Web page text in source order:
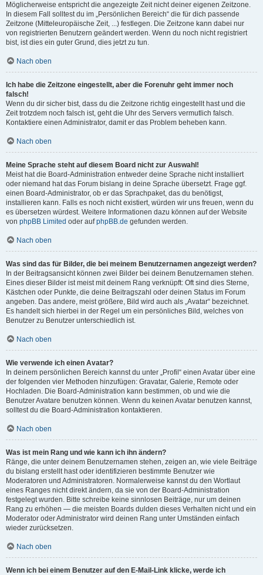
Möglicherweise entspricht die angezeigte Zeit nicht deiner eigenen Zeitzone.
In diesem Fall solltest du im „Persönlichen Bereich“ die für dich passende
Zeitzone (Mitteleuropäische Zeit, ...) festlegen. Die Zeitzone kann dabei nur
von registrierten Benutzern geändert werden. Wenn du noch nicht registriert
bist, ist dies ein guter Grund, dies jetzt zu tun.
Nach oben
Ich habe die Zeitzone eingestellt, aber die Forenuhr geht immer noch
falsch!
Wenn du dir sicher bist, dass du die Zeitzone richtig eingestellt hast und die
Zeit trotzdem noch falsch ist, geht die Uhr des Servers vermutlich falsch.
Kontaktiere einen Administrator, damit er das Problem beheben kann.
Nach oben
Meine Sprache steht auf diesem Board nicht zur Auswahl!
Meist hat die Board-Administration entweder deine Sprache nicht installiert
oder niemand hat das Forum bislang in deine Sprache übersetzt. Frage ggf.
einen Board-Administrator, ob er das Sprachpaket, das du benötigst,
installieren kann. Falls es noch nicht existiert, würden wir uns freuen, wenn du
es übersetzen würdest. Weitere Informationen dazu können auf der Website
von phpBB Limited oder aufphpBB.de gefunden werden.
Nach oben
Was sind das für Bilder, die bei meinem Benutzernamen angezeigt werden?
In der Beitragsansicht können zwei Bilder bei deinem Benutzernamen stehen.
Eines dieser Bilder ist meist mit deinem Rang verknüpft: Oft sind dies Sterne,
Kästchen oder Punkte, die deine Beitragszahl oder deinen Status im Forum
angeben. Das andere, meist größere, Bild wird auch als „Avatar“ bezeichnet.
Es handelt sich hierbei in der Regel um ein persönliches Bild, welches von
Benutzer zu Benutzer unterschiedlich ist.
Nach oben
Wie verwende ich einen Avatar?
In deinem persönlichen Bereich kannst du unter „Profil“ einen Avatar über eine
der folgenden vier Methoden hinzufügen: Gravatar, Galerie, Remote oder
Hochladen. Die Board-Administration kann bestimmen, ob und wie die
Benutzer Avatare benutzen können. Wenn du keinen Avatar benutzen kannst,
solltest du die Board-Administration kontaktieren.
Nach oben
Was ist mein Rang und wie kann ich ihn ändern?
Ränge, die unter deinem Benutzernamen stehen, zeigen an, wie viele Beiträge
du bislang erstellt hast oder identifizieren bestimmte Benutzer wie
Moderatoren und Administratoren. Normalerweise kannst du den Wortlaut
eines Ranges nicht direkt ändern, da sie von der Board-Administration
festgelegt wurden. Bitte schreibe keine sinnlosen Beiträge, nur um deinen
Rang zu erhöhen — die meisten Boards dulden dieses Verhalten nicht und ein
Moderator oder Administrator wird deinen Rang unter Umständen einfach
wieder zurücksetzen.
Nach oben
Wenn ich bei einem Benutzer auf den E-Mail-Link klicke, werde ich